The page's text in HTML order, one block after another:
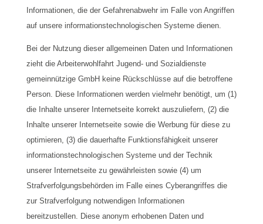
Informationen, die der Gefahrenabwehr im Falle von Angriffen
auf unsere informationstechnologischen Systeme dienen.
Bei der Nutzung dieser allgemeinen Daten und Informationen
zieht die Arbeiterwohlfahrt Jugend- und Sozialdienste
gemeinnützige GmbH keine Rückschlüsse auf die betroffene
Person. Diese Informationen werden vielmehr benötigt, um (1)
die Inhalte unserer Internetseite korrekt auszuliefern, (2) die
Inhalte unserer Internetseite sowie die Werbung für diese zu
optimieren, (3) die dauerhafte Funktionsfähigkeit unserer
informationstechnologischen Systeme und der Technik
unserer Internetseite zu gewährleisten sowie (4) um
Strafverfolgungsbehörden im Falle eines Cyberangriffes die
zur Strafverfolgung notwendigen Informationen
bereitzustellen. Diese anonym erhobenen Daten und